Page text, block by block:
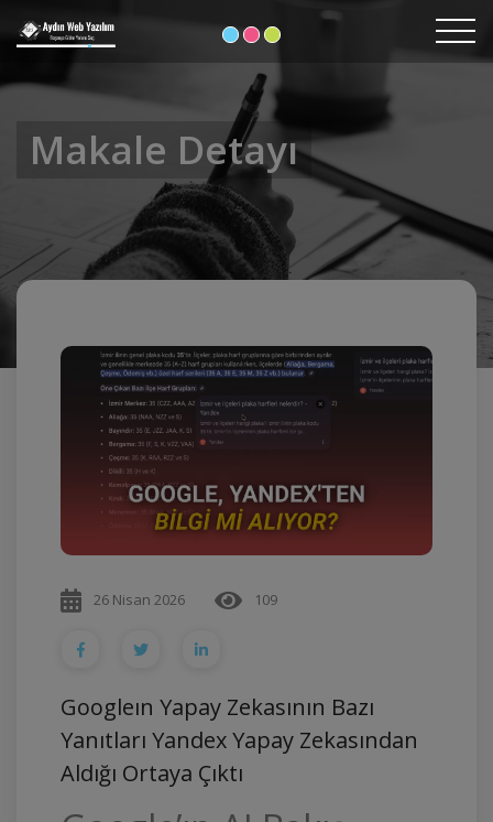
Makale Detayı
26 Nisan 2026 109
Googleın Yapay Zekasının Bazı
Yanıtları Yandex Yapay Zekasından
Aldığı Ortaya Çıktı